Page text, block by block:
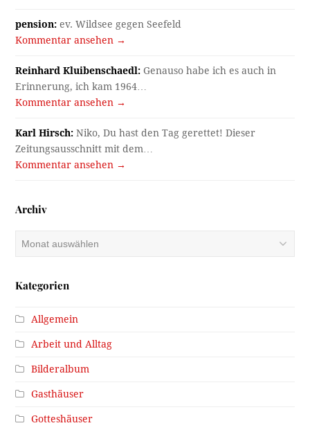
pension: ev. Wildsee gegen Seefeld
Kommentar ansehen →
Reinhard Kluibenschaedl: Genauso habe ich es auch in
Erinnerung, ich kam 1964…
Kommentar ansehen →
Karl Hirsch: Niko, Du hast den Tag gerettet! Dieser
Zeitungsausschnitt mit dem…
Kommentar ansehen →
Archiv
Kategorien
Allgemein
Arbeit und Alltag
Bilderalbum
Gasthäuser
Gotteshäuser